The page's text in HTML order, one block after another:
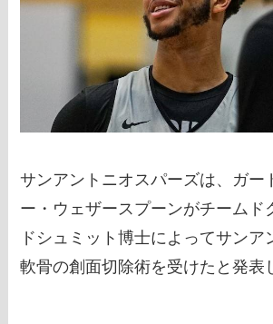
サンアントニオスパーズは、ガー
ー・ウェザースプーンがチームド
ドシュミット博士によってサンア
軟骨の創面切除術を受けたと発表